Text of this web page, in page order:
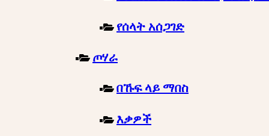
የሰላት አሰጋገድ
ጦሃራ
በኹፍ ላይ ማበስ
እቃዎች